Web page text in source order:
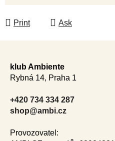
Print Ask
klub Ambiente
Rybná 14, Praha 1
+420 734 334 287
shop@ambi.cz
Provozovatel: